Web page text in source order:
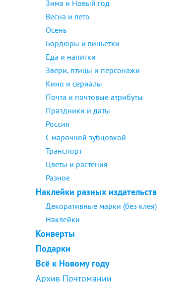
Зима и Новый год
Весна и лето
Осень
Бордюры и виньетки
Еда и напитки
Звери, птицы и персонажи
Кино и сериалы
Почта и почтовые атрибуты
Праздники и даты
Россия
С марочной зубцовкой
Транспорт
Цветы и растения
Разное
Наклейки разных издательств
Декоративные марки (без клея)
Наклейки
Конверты
Подарки
Всё к Новому году
Архив Почтомании